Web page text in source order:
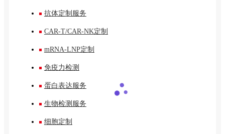
抗体定制服务
CAR-T/CAR-NK定制
mRNA-LNP定制
免疫力检测
蛋白表达服务
生物检测服务
细胞定制